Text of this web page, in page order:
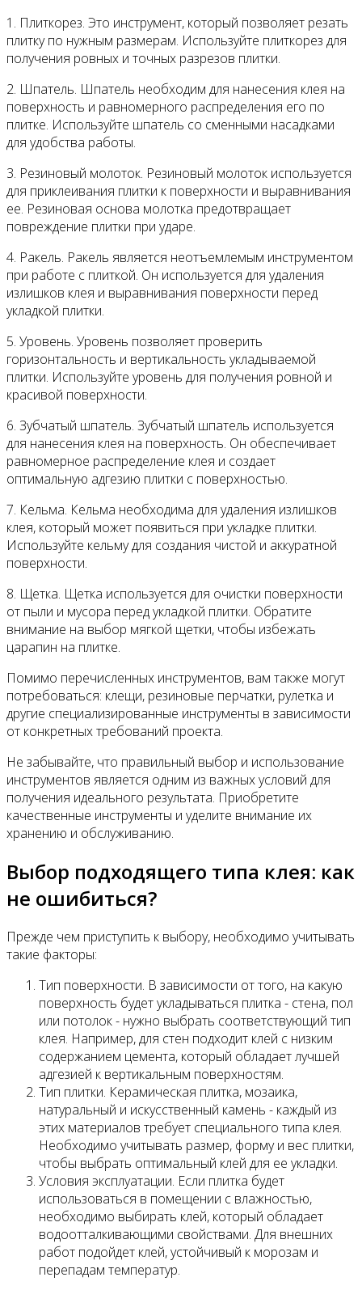
1. Плиткорез. Это инструмент, который позволяет резать
плитку по нужным размерам. Используйте плиткорез для
получения ровных и точных разрезов плитки.
2. Шпатель. Шпатель необходим для нанесения клея на
поверхность и равномерного распределения его по
плитке. Используйте шпатель со сменными насадками
для удобства работы.
3. Резиновый молоток. Резиновый молоток используется
для приклеивания плитки к поверхности и выравнивания
ее. Резиновая основа молотка предотвращает
повреждение плитки при ударе.
4. Ракель. Ракель является неотъемлемым инструментом
при работе с плиткой. Он используется для удаления
излишков клея и выравнивания поверхности перед
укладкой плитки.
5. Уровень. Уровень позволяет проверить
горизонтальность и вертикальность укладываемой
плитки. Используйте уровень для получения ровной и
красивой поверхности.
6. Зубчатый шпатель. Зубчатый шпатель используется
для нанесения клея на поверхность. Он обеспечивает
равномерное распределение клея и создает
оптимальную адгезию плитки с поверхностью.
7. Кельма. Кельма необходима для удаления излишков
клея, который может появиться при укладке плитки.
Используйте кельму для создания чистой и аккуратной
поверхности.
8. Щетка. Щетка используется для очистки поверхности
от пыли и мусора перед укладкой плитки. Обратите
внимание на выбор мягкой щетки, чтобы избежать
царапин на плитке.
Помимо перечисленных инструментов, вам также могут
потребоваться: клещи, резиновые перчатки, рулетка и
другие специализированные инструменты в зависимости
от конкретных требований проекта.
Не забывайте, что правильный выбор и использование
инструментов является одним из важных условий для
получения идеального результата. Приобретите
качественные инструменты и уделите внимание их
хранению и обслуживанию.
Выбор подходящего типа клея: как
не ошибиться?
Прежде чем приступить к выбору, необходимо учитывать
такие факторы:
Тип поверхности. В зависимости от того, на какую
поверхность будет укладываться плитка - стена, пол
или потолок - нужно выбрать соответствующий тип
клея. Например, для стен подходит клей с низким
содержанием цемента, который обладает лучшей
адгезией к вертикальным поверхностям.
Тип плитки. Керамическая плитка, мозаика,
натуральный и искусственный камень - каждый из
этих материалов требует специального типа клея.
Необходимо учитывать размер, форму и вес плитки,
чтобы выбрать оптимальный клей для ее укладки.
Условия эксплуатации. Если плитка будет
использоваться в помещении с влажностью,
необходимо выбирать клей, который обладает
водоотталкивающими свойствами. Для внешних
работ подойдет клей, устойчивый к морозам и
перепадам температур.